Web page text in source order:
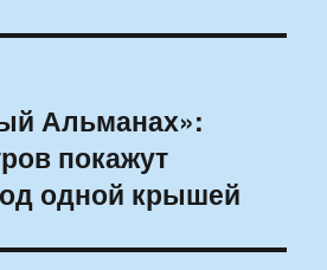
Альманах»:
покажут
одной крышей